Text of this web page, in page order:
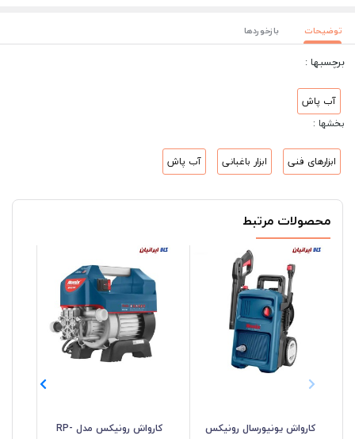
توضیحات بازخوردها
برچسبها :
آب پاش
بخشها :
ابزارهای فنی ابزار باغبانی آب پاش
محصولات مرتبط
کارواش یونیورسال رونیکس
کارواش رونیکس مدل RP-